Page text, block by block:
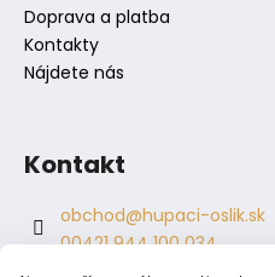
Doprava a platba
Kontakty
Nájdete nás
Kontakt
obchod@hupaci-oslik.sk
00421 944 100 034
00421 944 904 704